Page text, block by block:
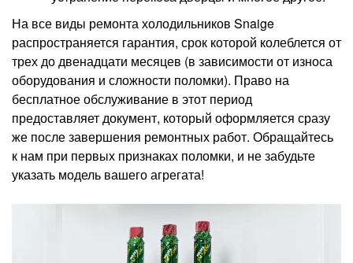
На все виды ремонта холодильников Snaige
распространяется гарантия, срок которой колеблется от
трех до двенадцати месяцев (в зависимости от износа
оборудования и сложности поломки). Право на
бесплатное обслуживание в этот период
предоставляет документ, который оформляется сразу
же после завершения ремонтных работ. Обращайтесь
к нам при первых признаках поломки, и не забудьте
указать модель вашего агрегата!